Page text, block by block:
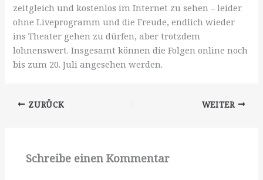
zeitgleich und kostenlos im Internet zu sehen – leider
ohne Liveprogramm und die Freude, endlich wieder
ins Theater gehen zu dürfen, aber trotzdem
lohnenswert. Insgesamt können die Folgen online noch
bis zum 20. Juli angesehen werden.
ZURÜCK WEITER
Schreibe einen Kommentar